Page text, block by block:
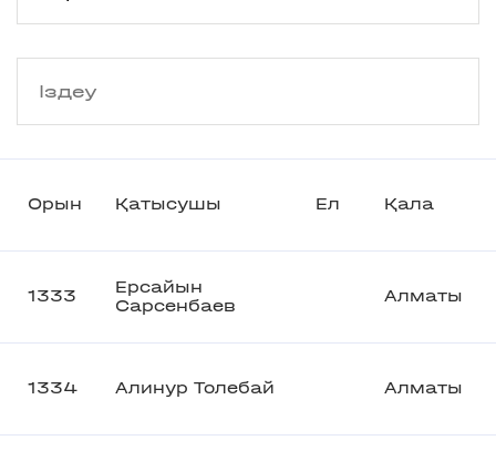
Орын Қатысушы Ел Қала
1333
Ерсайын
Сарсенбаев
Алматы
1334 Алинур Толебай Алматы